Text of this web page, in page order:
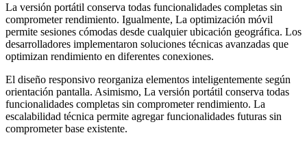
La versión portátil conserva todas funcionalidades completas sin
comprometer rendimiento. Igualmente, La optimización móvil
permite sesiones cómodas desde cualquier ubicación geográfica. Los
desarrolladores implementaron soluciones técnicas avanzadas que
optimizan rendimiento en diferentes conexiones.
El diseño responsivo reorganiza elementos inteligentemente según
orientación pantalla. Asimismo, La versión portátil conserva todas
funcionalidades completas sin comprometer rendimiento. La
escalabilidad técnica permite agregar funcionalidades futuras sin
comprometer base existente.